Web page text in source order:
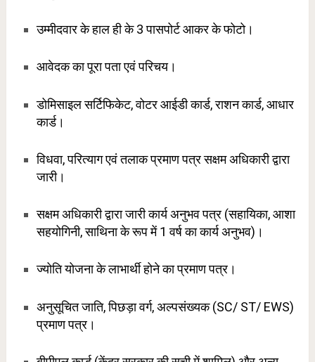
उम्मीदवार के हाल ही के 3 पासपोर्ट आकर के फोटो।
आवेदक का पूरा पता एवं परिचय।
डोमिसाइल सर्टिफिकेट, वोटर आईडी कार्ड, राशन कार्ड, आधार
कार्ड।
विधवा, परित्याग एवं तलाक प्रमाण पत्र सक्षम अधिकारी द्वारा
जारी।
सक्षम अधिकारी द्वारा जारी कार्य अनुभव पत्र (सहायिका, आशा
सहयोगिनी, साथिना के रूप में 1 वर्ष का कार्य अनुभव)।
ज्योति योजना के लाभार्थी होने का प्रमाण पत्र।
अनुसूचित जाति, पिछड़ा वर्ग, अल्पसंख्यक (SC/ ST/ EWS)
प्रमाण पत्र।